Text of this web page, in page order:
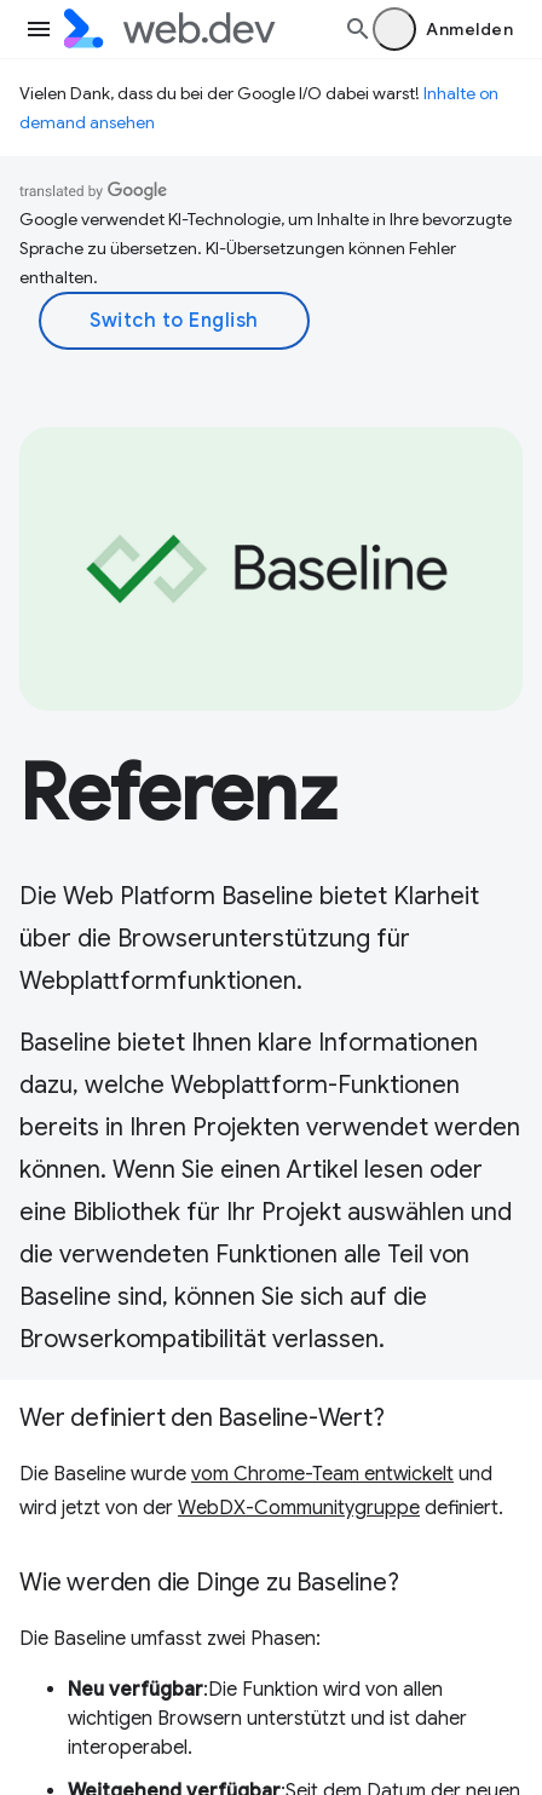
Anmelden
Vielen Dank, dass du bei der Google I/O dabei warst! Inhalte on
demand ansehen
Google verwendet KI-Technologie, um Inhalte in Ihre bevorzugte
Sprache zu übersetzen. KI-Übersetzungen können Fehler
enthalten.
Referenz
Die Web Platform Baseline bietet Klarheit
über die Browserunterstützung für
Webplattformfunktionen.
Baseline bietet Ihnen klare Informationen
dazu, welche Webplattform-Funktionen
bereits in Ihren Projekten verwendet werden
können. Wenn Sie einen Artikel lesen oder
eine Bibliothek für Ihr Projekt auswählen und
die verwendeten Funktionen alle Teil von
Baseline sind, können Sie sich auf die
Browserkompatibilität verlassen.
Wer definiert den Baseline-Wert?
Die Baseline wurde vom Chrome-Team entwickelt und
wird jetzt von der WebDX-Communitygruppe definiert.
Wie werden die Dinge zu Baseline?
Die Baseline umfasst zwei Phasen:
Neu verfügbar:Die Funktion wird von allen
wichtigen Browsern unterstützt und ist daher
interoperabel.